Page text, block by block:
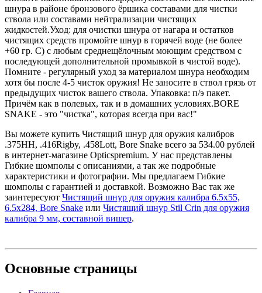
шнура в районе бронзового ёршика составами для чистки
ствола или составами нейтрализации чистящих
жидкостей.Уход: для очистки шнура от нагара и остатков
чистящих средств промойте шнур в горячей воде (не более
+60 гр. С) с любым среднещёлочным моющим средством с
последующей дополнительной промывкой в чистой воде).
Помните - регулярный уход за материалом шнура необходим
хотя бы после 4-5 чисток оружия! Не заносите в ствол грязь от
предыдущих чисток вашего ствола. Упаковка: п/э пакет.
Причём как в полевых, так и в домашних условиях.BORE
SNAKE - это "чистка", которая всегда при вас!"
Вы можете купить Чистящий шнур для оружия калибров
.375HH, .416Rigby, .458Lott, Bore Snake всего за 534.00 рублей
в интернет-магазине Opticspremium. У нас представлены
Гибкие шомполы с описаниями, а так же подробные
характеристики и фотографии. Мы предлагаем Гибкие
шомполы с гарантией и доставкой. Возможно Вас так же
заинтересуют Чистящий шнур для оружия калибра 6.5х55,
6.5х284, Bore Snake или Чистящий шнур Stil Crin для оружия
калибра 9 мм, составной вишер.
Основные страницы